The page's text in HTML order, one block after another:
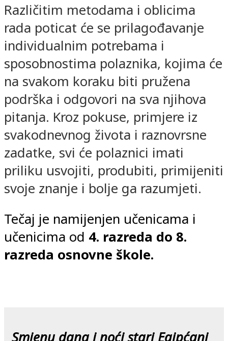
Različitim metodama i oblicima
rada poticat će se prilagođavanje
individualnim potrebama i
sposobnostima polaznika, kojima će
na svakom koraku biti pružena
podrška i odgovori na sva njihova
pitanja. Kroz pokuse, primjere iz
svakodnevnog života i raznovrsne
zadatke, svi će polaznici imati
priliku usvojiti, produbiti, primijeniti
svoje znanje i bolje ga razumjeti.
Tečaj je namijenjen učenicama i
učenicima od 4. razreda do 8.
razreda osnovne škole.
Smjenu dana i noći stari Egipćani